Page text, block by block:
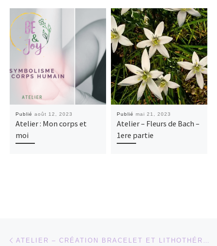
Publié août 12, 2023
Atelier : Mon corps et
moi
Publié mai 21, 2023
Atelier – Fleurs de Bach –
1ere partie
Parcourir les articles